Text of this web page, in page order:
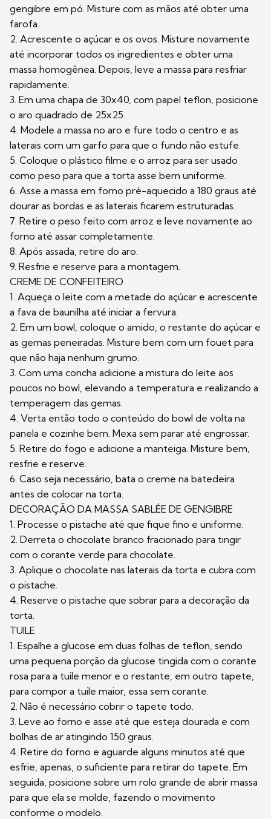
gengibre em pó. Misture com as mãos até obter uma
farofa.
2. Acrescente o açúcar e os ovos. Misture novamente
até incorporar todos os ingredientes e obter uma
massa homogênea. Depois, leve a massa para resfriar
rapidamente.
3. Em uma chapa de 30x40, com papel teflon, posicione
o aro quadrado de 25x25.
4. Modele a massa no aro e fure todo o centro e as
laterais com um garfo para que o fundo não estufe.
5. Coloque o plástico filme e o arroz para ser usado
como peso para que a torta asse bem uniforme.
6. Asse a massa em forno pré-aquecido a 180 graus até
dourar as bordas e as laterais ficarem estruturadas.
7. Retire o peso feito com arroz e leve novamente ao
forno até assar completamente.
8. Após assada, retire do aro.
9. Resfrie e reserve para a montagem.
CREME DE CONFEITEIRO
1. Aqueça o leite com a metade do açúcar e acrescente
a fava de baunilha até iniciar a fervura.
2. Em um bowl, coloque o amido, o restante do açúcar e
as gemas peneiradas. Misture bem com um fouet para
que não haja nenhum grumo.
3. Com uma concha adicione a mistura do leite aos
poucos no bowl, elevando a temperatura e realizando a
temperagem das gemas.
4. Verta então todo o conteúdo do bowl de volta na
panela e cozinhe bem. Mexa sem parar até engrossar.
5. Retire do fogo e adicione a manteiga. Misture bem,
resfrie e reserve.
6. Caso seja necessário, bata o creme na batedeira
antes de colocar na torta.
DECORAÇÃO DA MASSA SABLÉE DE GENGIBRE
1. Processe o pistache até que fique fino e uniforme.
2. Derreta o chocolate branco fracionado para tingir
com o corante verde para chocolate.
3. Aplique o chocolate nas laterais da torta e cubra com
o pistache.
4. Reserve o pistache que sobrar para a decoração da
torta.
TUILE
1. Espalhe a glucose em duas folhas de teflon, sendo
uma pequena porção da glucose tingida com o corante
rosa para a tuile menor e o restante, em outro tapete,
para compor a tuile maior, essa sem corante.
2. Não é necessário cobrir o tapete todo.
3. Leve ao forno e asse até que esteja dourada e com
bolhas de ar atingindo 150 graus.
4. Retire do forno e aguarde alguns minutos até que
esfrie, apenas, o suficiente para retirar do tapete. Em
seguida, posicione sobre um rolo grande de abrir massa
para que ela se molde, fazendo o movimento
conforme o modelo.